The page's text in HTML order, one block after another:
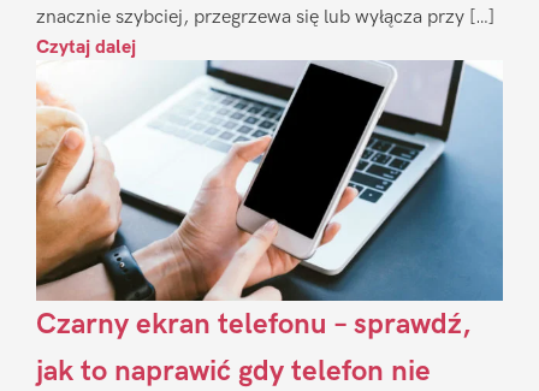
znacznie szybciej, przegrzewa się lub wyłącza przy […]
Czytaj dalej
Czarny ekran telefonu – sprawdź,
jak to naprawić gdy telefon nie